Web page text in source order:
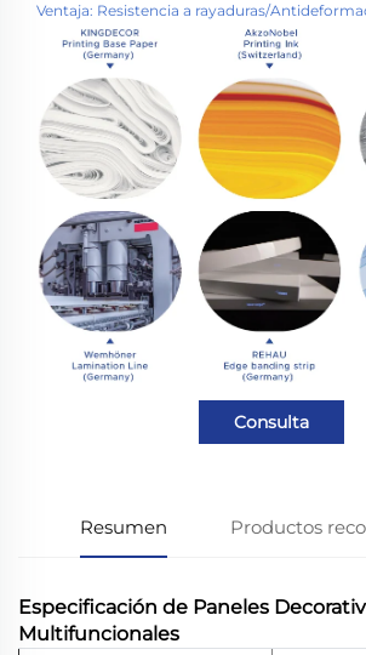
Ventaja: Resistencia a rayaduras/
Consulta
Resumen Productos
Especificación de Paneles
Multifuncionales